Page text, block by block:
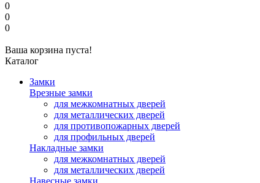
0
0
0
Ваша корзина пуста!
Каталог
Замки
Врезные замки
для межкомнатных дверей
для металлических дверей
для противопожарных дверей
для профильных дверей
Накладные замки
для межкомнатных дверей
для металлических дверей
Навесные замки